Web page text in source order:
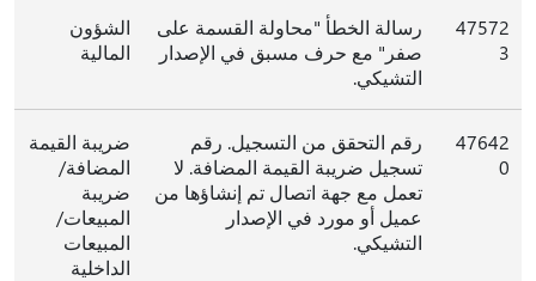
47572
3
رسالة الخطأ "محاولة القسمة على
صفر" مع حرف مسبق في الإصدار
التشيكي.
الشؤون
المالية
47642
0
رقم التحقق من التسجيل. رقم
تسجيل ضريبة القيمة المضافة. لا
تعمل مع جهة اتصال تم إنشاؤها من
عميل أو مورد في الإصدار
التشيكي.
ضريبة القيمة
المضافة/
ضريبة
المبيعات/
المبيعات
الداخلية